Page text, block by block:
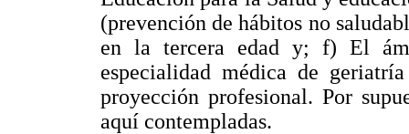
(prevención de hábitos no
en la tercera edad y; f) El
especialidad médica de
proyección profesional. Por
aquí contempladas.